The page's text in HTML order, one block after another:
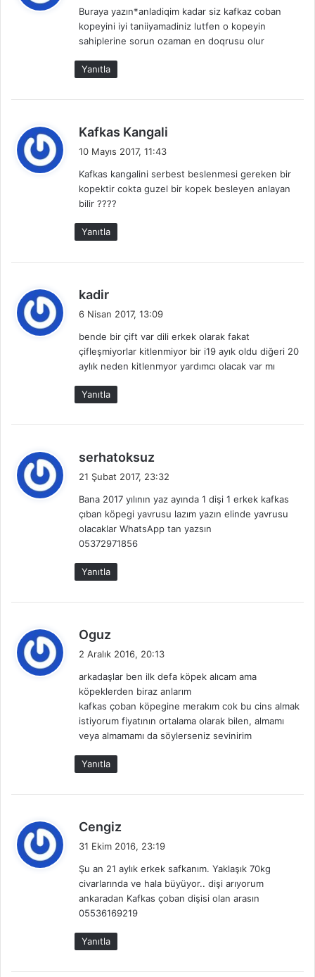
i
k
i
:
Buraya yazın*anladiqim kadar siz kafkaz coban
kopeyini iyi taniiyamadiniz lutfen o kopeyin
sahiplerine sorun ozaman en doqrusu olur
Yanıtla
Kafkas Kangali
i
k
10 Mayıs 2017, 11:43
Kafkas kangalini serbest beslenmesi gereken bir
kopektir cokta guzel bir kopek besleyen anlayan
bilir ????
Yanıtla
kadir
i
k
i
:
6 Nisan 2017, 13:09
bende bir çift var dili erkek olarak fakat
çifleşmiyorlar kitlenmiyor bir i19 ayık oldu diğeri 20
aylık neden kitlenmyor yardımcı olacak var mı
Yanıtla
serhatoksuz
i
k
i
21 Şubat 2017, 23:32
Bana 2017 yılının yaz ayında 1 dişi 1 erkek kafkas
çıban köpegi yavrusu lazım yazın elinde yavrusu
olacaklar WhatsApp tan yazsın
05372971856
Yanıtla
Oguz
i
k
i
2 Aralık 2016, 20:13
arkadaşlar ben ilk defa köpek alıcam ama
köpeklerden biraz anlarım
kafkas çoban köpegine merakım cok bu cins almak
istiyorum fiyatının ortalama olarak bilen, almamı
veya almamamı da söylerseniz sevinirim
Yanıtla
Cengiz
i
k
i
31 Ekim 2016, 23:19
Şu an 21 aylık erkek safkanım. Yaklaşık 70kg
civarlarında ve hala büyüyor.. dişi arıyorum
ankaradan Kafkas çoban dişisi olan arasın
05536169219
Yanıtla